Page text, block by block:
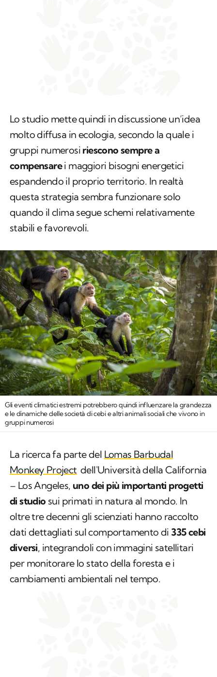
Lo studio mette quindi in discussione un’idea
molto diffusa in ecologia, secondo la quale i
gruppi numerosi riescono sempre a
compensarei maggiori bisogni energetici
espandendo il proprio territorio. In realtà
questa strategia sembra funzionare solo
quando il clima segue schemi relativamente
stabili e favorevoli.
Gli eventi climatici estremi potrebbero quindi influenzare la grandezza
e le dinamiche delle società di cebi e altri animali sociali che vivono in
gruppi numerosi
La ricerca fa parte del Lomas Barbudal
Monkey Project dell'Università della California
– Los Angeles, uno dei più importanti progetti
di studio sui primati in natura al mondo. In
oltre tre decenni gli scienziati hanno raccolto
dati dettagliati sul comportamento di 335 cebi
diversi, integrandoli con immagini satellitari
per monitorare lo stato della foresta e i
cambiamenti ambientali nel tempo.